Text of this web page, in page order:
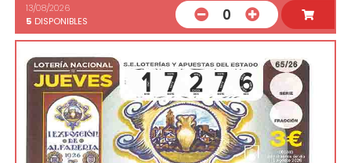
13/08/2026
5 DISPONIBLES 0